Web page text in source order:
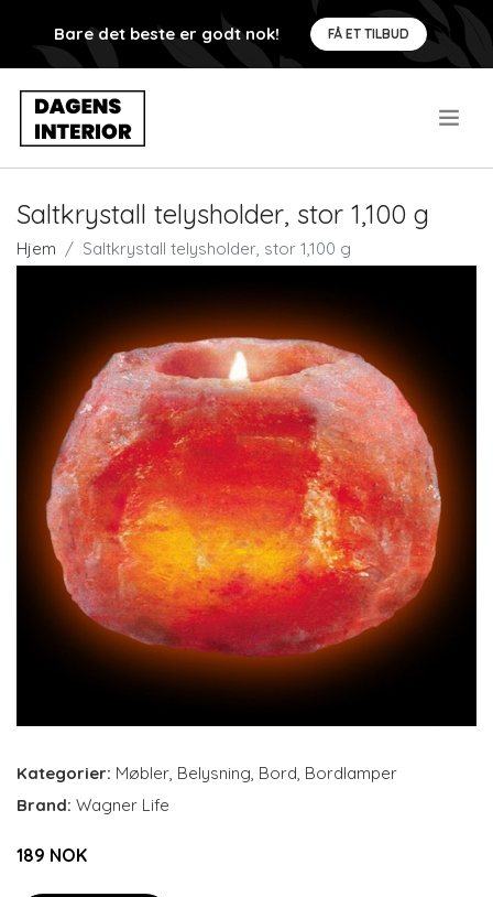
Bare det beste er godt nok! FÅ ET TILBUD
Saltkrystall telysholder, stor 1,100 g
Hjem Saltkrystall telysholder, stor 1,100 g
Kategorier: Møbler, Belysning, Bord, Bordlamper
Brand: Wagner Life
189 NOK